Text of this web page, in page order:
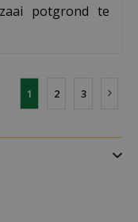
potgrond te
1 2 3